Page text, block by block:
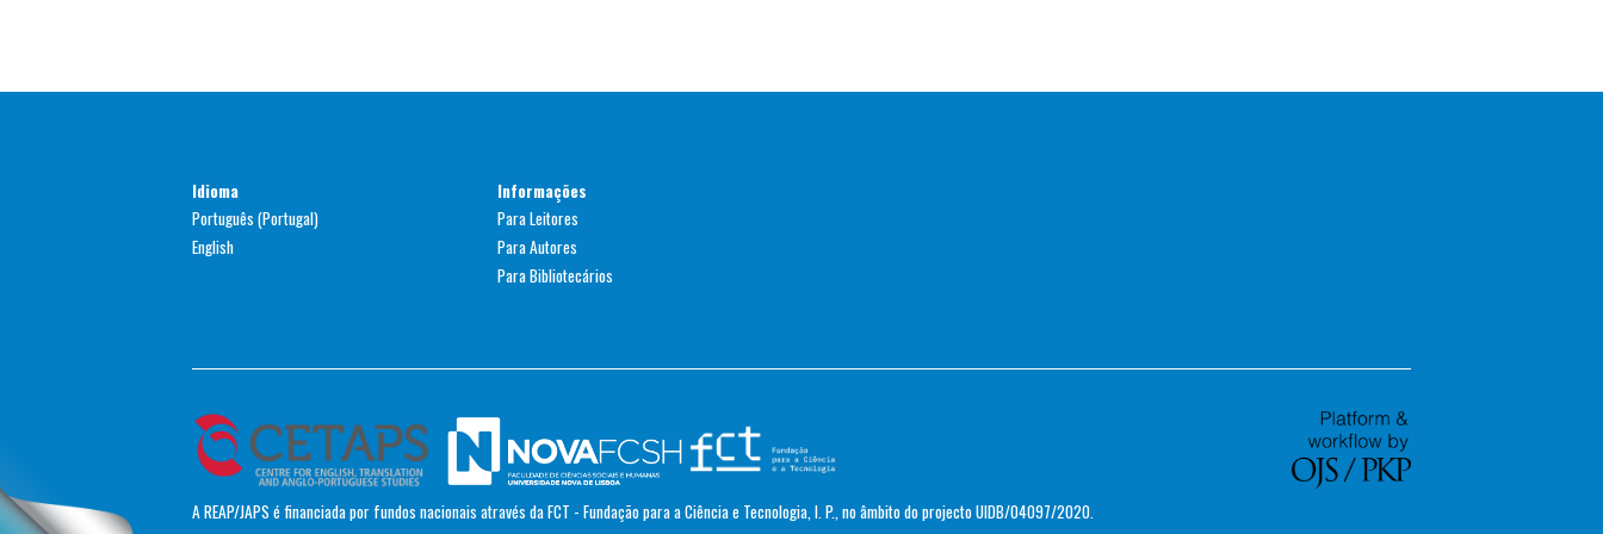
Idioma
Português (Portugal)
English
Informações
Para Leitores
Para Autores
Para Bibliotecários
A REAP/JAPS é financiada por fundos nacionais através da FCT - Fundação para a Ciência e Tecnologia, I. P., no âmbito do projecto UIDB/04097/2020.